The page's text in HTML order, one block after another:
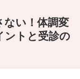
ない！体調変
ントと受診の